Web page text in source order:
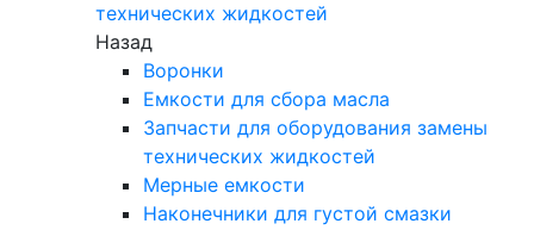
технических жидкостей
Назад
Воронки
Емкости для сбора масла
Запчасти для оборудования замены
технических жидкостей
Мерные емкости
Наконечники для густой смазки